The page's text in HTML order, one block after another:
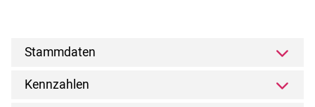
Stammdaten
Kennzahlen